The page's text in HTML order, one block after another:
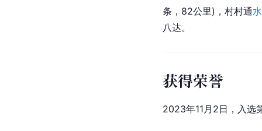
条，82公里)，村村通
八达。
获得荣誉
2023年11月2日，入选